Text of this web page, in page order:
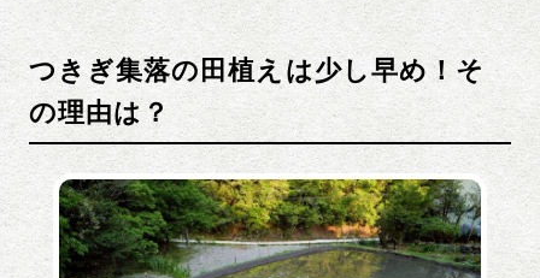
つきぎ集落の田植えは少し早め！そ
の理由は？